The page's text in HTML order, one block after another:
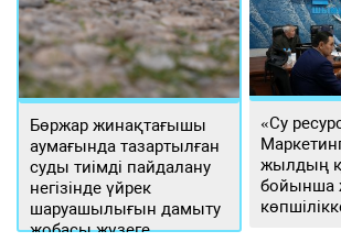
Бөржар жинақтағышы
аумағында тазартылған
суды тиімді пайдалану
негізінде үйрек
шаруашылығын дамыту
жобасы жүзеге
«Су
жылдың
бойынша